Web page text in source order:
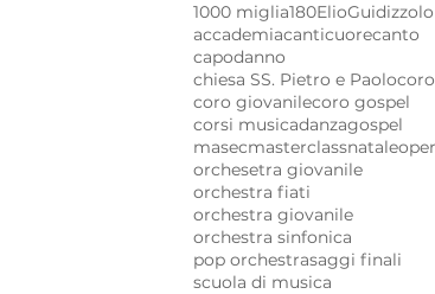
1000 miglia180ElioGuidizzolo
accademiacanticuorecanto
capodanno
chiesa SS. Pietro e Paolocoro
coro giovanilecoro gospel
corsi musicadanzagospel
masecmasterclassnatale
orchesetra giovanile
orchestra fiati
orchestra giovanile
orchestra sinfonica
pop orchestrasaggi finali
scuola di musica